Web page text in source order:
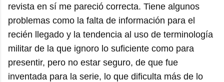
revista en sí me pareció correcta. Tiene algunos
problemas como la falta de información para el
recién llegado y la tendencia al uso de terminología
militar de la que ignoro lo suficiente como para
presentir, pero no estar seguro, de que fue
inventada para la serie, lo que dificulta más de lo